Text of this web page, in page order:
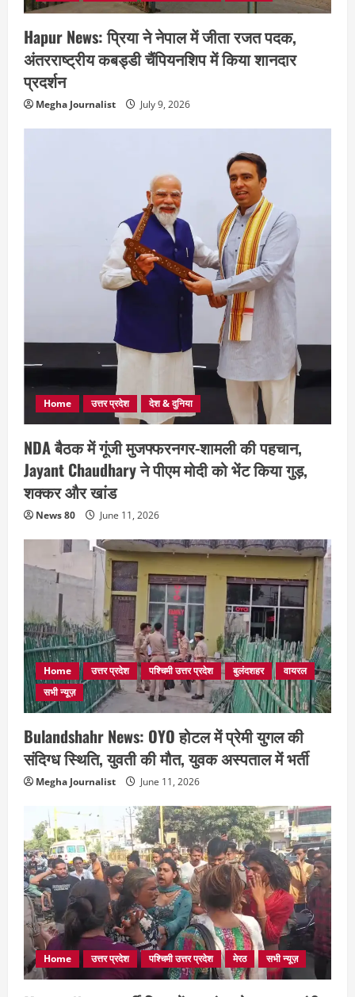
Hapur News: प्रिया ने नेपाल में जीता रजत पदक,
अंतरराष्ट्रीय कबड्डी चैंपियनशिप में किया शानदार
प्रदर्शन
Megha Journalist July 9, 2026
Home उत्तर प्रदेश देश & दुनिया
NDA बैठक में गूंजी मुजफ्फरनगर-शामली की पहचान,
Jayant Chaudhary ने पीएम मोदी को भेंट किया गुड़,
शक्कर और खांड
News 80 June 11, 2026
Home उत्तर प्रदेश पश्चिमी उत्तर प्रदेश बुलंदशहर
वायरल
सभी न्यूज़
Bulandshahr News: OYO होटल में प्रेमी युगल की
संदिग्ध स्थिति, युवती की मौत, युवक अस्पताल में भर्ती
Megha Journalist June 11, 2026
Home उत्तर प्रदेश पश्चिमी उत्तर प्रदेश मेरठ सभी न्यूज़